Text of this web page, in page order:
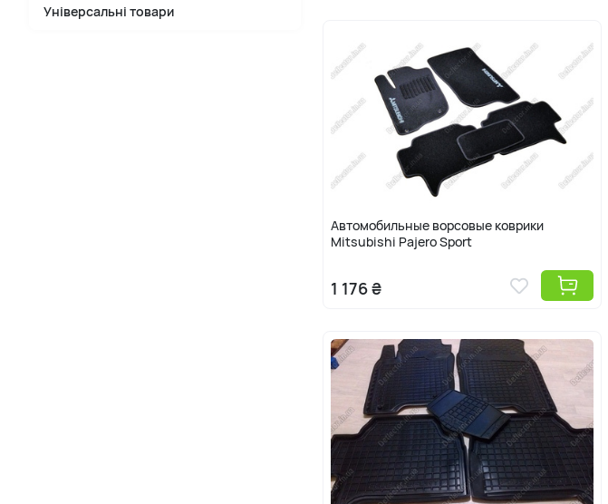
Універсальні товари
Автомобильные ворсовые коврики
Mitsubishi Pajero Sport
1 176 ₴